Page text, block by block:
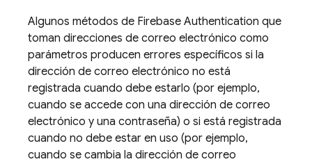
Algunos métodos de Firebase Authentication que
toman direcciones de correo electrónico como
parámetros producen errores específicos si la
dirección de correo electrónico no está
registrada cuando debe estarlo (por ejemplo,
cuando se accede con una dirección de correo
electrónico y una contraseña) o si está registrada
cuando no debe estar en uso (por ejemplo,
cuando se cambia la dirección de correo